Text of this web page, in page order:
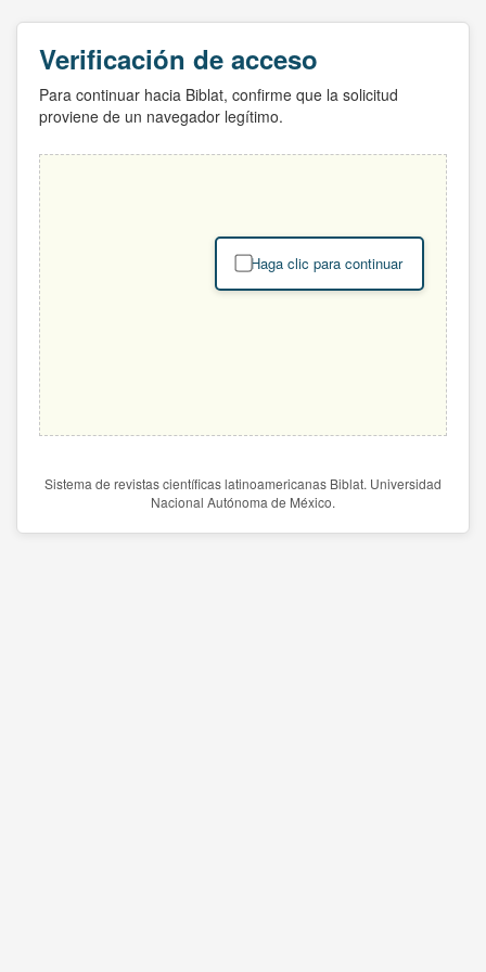
Verificación de acceso
Para continuar hacia Biblat, confirme que la solicitud
proviene de un navegador legítimo.
Haga clic para continuar
Sistema de revistas científicas latinoamericanas Biblat. Universidad
Nacional Autónoma de México.